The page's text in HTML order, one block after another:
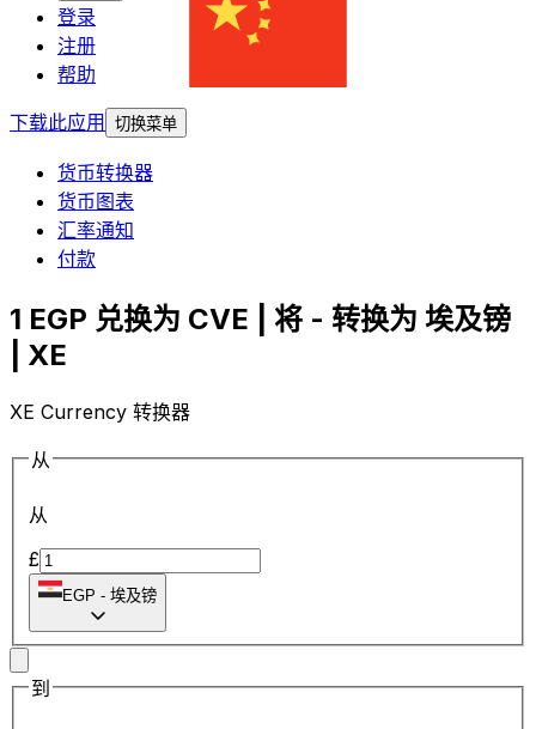
登录
注册
帮助
下载此应用
切换菜单
货币转换器
货币图表
汇率通知
付款
1 EGP 兑换为 CVE | 将 - 转换为 埃及镑
| XE
XE Currency 转换器
从
从
£
EGP - 埃及镑
到